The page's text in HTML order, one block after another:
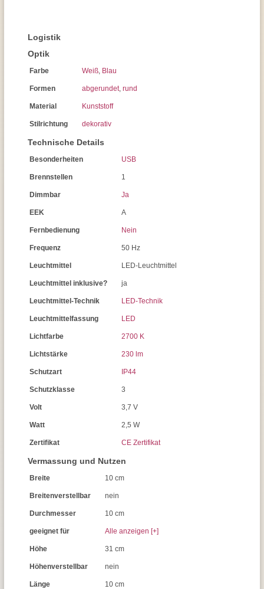
Logistik
Optik
Farbe Weiß, Blau
Formen abgerundet, rund
Material Kunststoff
Stilrichtung dekorativ
Technische Details
Besonderheiten USB
Brennstellen 1
Dimmbar Ja
EEK A
Fernbedienung Nein
Frequenz 50 Hz
Leuchtmittel LED-Leuchtmittel
Leuchtmittel inklusive? ja
Leuchtmittel-Technik LED-Technik
Leuchtmittelfassung LED
Lichtfarbe 2700 K
Lichtstärke 230 lm
Schutzart IP44
Schutzklasse 3
Volt 3,7 V
Watt 2,5 W
Zertifikat CE Zertifikat
Vermassung und Nutzen
Breite 10 cm
Breitenverstellbar nein
Durchmesser 10 cm
geeignet für Alle anzeigen [+]
Höhe 31 cm
Höhenverstellbar nein
Länge 10 cm